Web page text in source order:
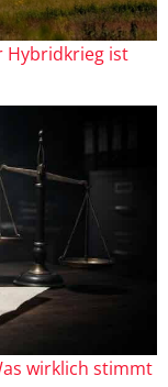
Hybridkrieg ist
wirklich stimmt